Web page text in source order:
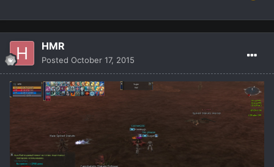
HMR
Posted October 17, 2015